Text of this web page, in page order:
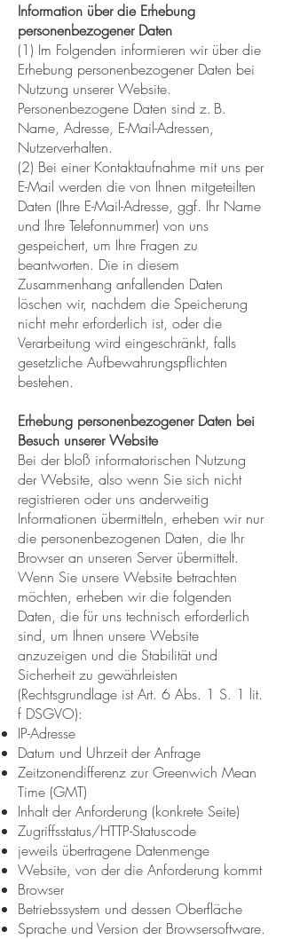
Information über die Erhebung
personenbezogener Daten
(1) Im Folgenden informieren wir über die
Erhebung personenbezogener Daten bei
Nutzung unserer Website.
Personenbezogene Daten sind z. B.
Name, Adresse, E-Mail-Adressen,
Nutzerverhalten.
(2) Bei einer Kontaktaufnahme mit uns per
E-Mail werden die von Ihnen mitgeteilten
Daten (Ihre E-Mail-Adresse, ggf. Ihr Name
und Ihre Telefonnummer) von uns
gespeichert, um Ihre Fragen zu
beantworten. Die in diesem
Zusammenhang anfallenden Daten
löschen wir, nachdem die Speicherung
nicht mehr erforderlich ist, oder die
Verarbeitung wird eingeschränkt, falls
gesetzliche Aufbewahrungspflichten
bestehen.
Erhebung personenbezogener Daten bei
Besuch unserer Website
Bei der bloß informatorischen Nutzung
der Website, also wenn Sie sich nicht
registrieren oder uns anderweitig
Informationen übermitteln, erheben wir nur
die personenbezogenen Daten, die Ihr
Browser an unseren Server übermittelt.
Wenn Sie unsere Website betrachten
möchten, erheben wir die folgenden
Daten, die für uns technisch erforderlich
sind, um Ihnen unsere Website
anzuzeigen und die Stabilität und
Sicherheit zu gewährleisten
(Rechtsgrundlage ist Art. 6 Abs. 1 S. 1 lit.
f DSGVO):
IP-Adresse
Datum und Uhrzeit der Anfrage
Zeitzonendifferenz zur Greenwich Mean
Time (GMT)
Inhalt der Anforderung (konkrete Seite)
Zugriffsstatus/HTTP-Statuscode
jeweils übertragene Datenmenge
Website, von der die Anforderung kommt
Browser
Betriebssystem und dessen Oberfläche
Sprache und Version der Browsersoftware.